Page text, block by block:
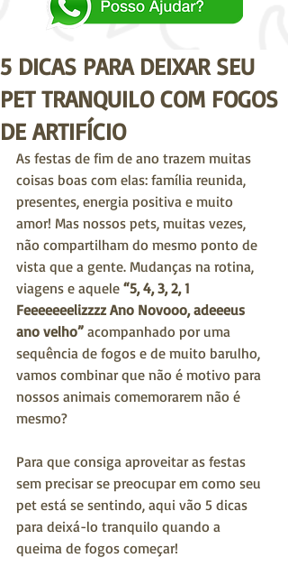
5 DICAS PARA DEIXAR SEU
PET TRANQUILO COM FOGOS
DE ARTIFÍCIO
As festas de fim de ano trazem muitas
coisas boas com elas: família reunida,
presentes, energia positiva e muito
amor! Mas nossos pets, muitas vezes,
não compartilham do mesmo ponto de
vista que a gente. Mudanças na rotina,
viagens e aquele “5, 4, 3, 2, 1
Feeeeeeelizzzz Ano Novooo, adeeeus
ano velho” acompanhado por uma
sequência de fogos e de muito barulho,
vamos combinar que não é motivo para
nossos animais comemorarem não é
mesmo?
Para que consiga aproveitar as festas
sem precisar se preocupar em como seu
pet está se sentindo, aqui vão 5 dicas
para deixá-lo tranquilo quando a
queima de fogos começar!